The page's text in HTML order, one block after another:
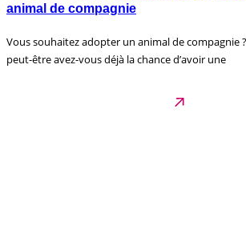
animal de compagnie
Vous souhaitez adopter un animal de compagnie
peut-être avez-vous déjà la chance d’avoir une